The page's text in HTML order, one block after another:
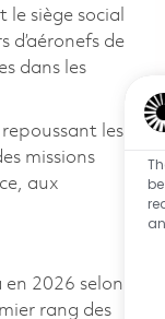
siège social
d’aéronefs de
dans les
les
missions
aux
2026 selon
rang des